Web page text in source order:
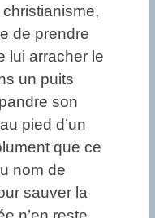
de prendre
lui arracher le
un puits
son
pied d’un
que ce
nom de
sauver la